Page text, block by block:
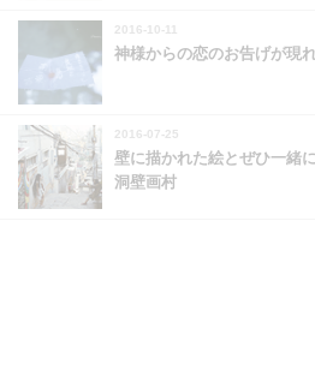
2016-10-11
神様からの恋のお告げが現
2016-07-25
壁に描かれた絵とぜひ一緒
洞壁画村